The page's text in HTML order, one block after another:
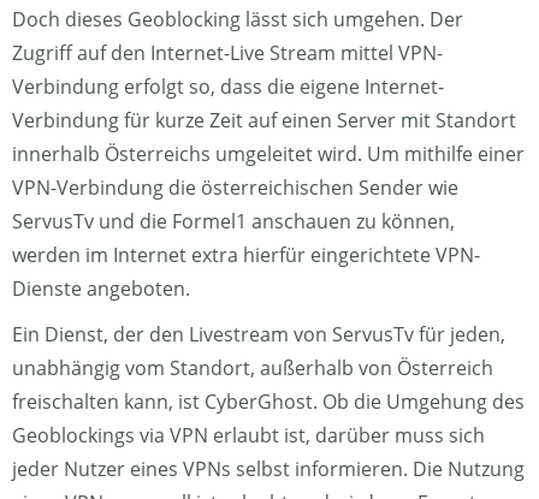
Doch dieses Geoblocking lässt sich umgehen. Der
Zugriff auf den Internet-Live Stream mittel VPN-
Verbindung erfolgt so, dass die eigene Internet-
Verbindung für kurze Zeit auf einen Server mit Standort
innerhalb Österreichs umgeleitet wird. Um mithilfe einer
VPN-Verbindung die österreichischen Sender wie
ServusTv und die Formel1 anschauen zu können,
werden im Internet extra hierfür eingerichtete VPN-
Dienste angeboten.
Ein Dienst, der den Livestream von ServusTv für jeden,
unabhängig vom Standort, außerhalb von Österreich
freischalten kann, ist CyberGhost. Ob die Umgehung des
Geoblockings via VPN erlaubt ist, darüber muss sich
jeder Nutzer eines VPNs selbst informieren. Die Nutzung